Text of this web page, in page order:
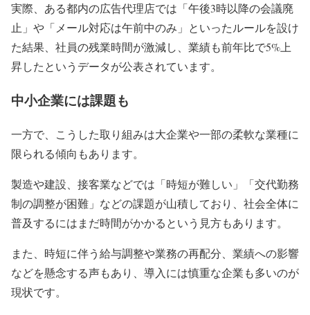
実際、ある都内の広告代理店では「午後3時以降の会議廃
止」や「メール対応は午前中のみ」といったルールを設け
た結果、社員の残業時間が激減し、業績も前年比で5%上
昇したというデータが公表されています。
中小企業には課題も
一方で、こうした取り組みは大企業や一部の柔軟な業種に
限られる傾向もあります。
製造や建設、接客業などでは「時短が難しい」「交代勤務
制の調整が困難」などの課題が山積しており、社会全体に
普及するにはまだ時間がかかるという見方もあります。
また、時短に伴う給与調整や業務の再配分、業績への影響
などを懸念する声もあり、導入には慎重な企業も多いのが
現状です。